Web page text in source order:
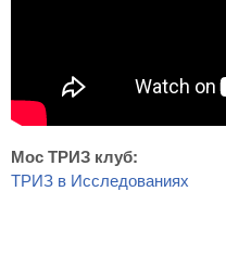
Мос ТРИЗ клуб:
ТРИЗ в Исследованиях